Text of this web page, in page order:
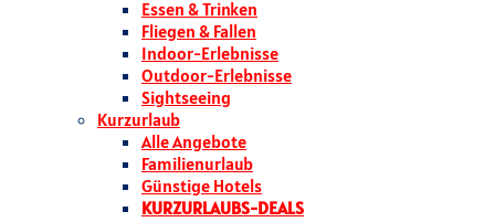
Essen & Trinken
Fliegen & Fallen
Indoor-Erlebnisse
Outdoor-Erlebnisse
Sightseeing
Kurzurlaub
Alle Angebote
Familienurlaub
Günstige Hotels
KURZURLAUBS-DEALS